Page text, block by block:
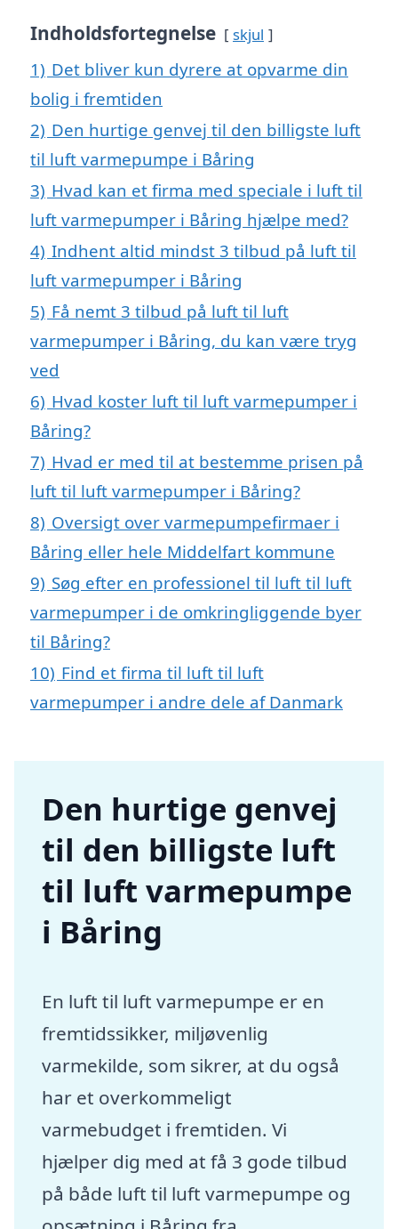
Indholdsfortegnelse skjul
1) Det bliver kun dyrere at opvarme din
bolig i fremtiden
2) Den hurtige genvej til den billigste luft
til luft varmepumpe i Båring
3) Hvad kan et firma med speciale i luft til
luft varmepumper i Båring hjælpe med?
4) Indhent altid mindst 3 tilbud på luft til
luft varmepumper i Båring
5) Få nemt 3 tilbud på luft til luft
varmepumper i Båring, du kan være tryg
ved
6) Hvad koster luft til luft varmepumper i
Båring?
7) Hvad er med til at bestemme prisen på
luft til luft varmepumper i Båring?
8) Oversigt over varmepumpefirmaer i
Båring eller hele Middelfart kommune
9) Søg efter en professionel til luft til luft
varmepumper i de omkringliggende byer
til Båring?
10) Find et firma til luft til luft
varmepumper i andre dele af Danmark
Den hurtige genvej
til den billigste luft
til luft varmepumpe
i Båring
En luft til luft varmepumpe er en
fremtidssikker, miljøvenlig
varmekilde, som sikrer, at du også
har et overkommeligt
varmebudget i fremtiden. Vi
hjælper dig med at få 3 gode tilbud
på både luft til luft varmepumpe og